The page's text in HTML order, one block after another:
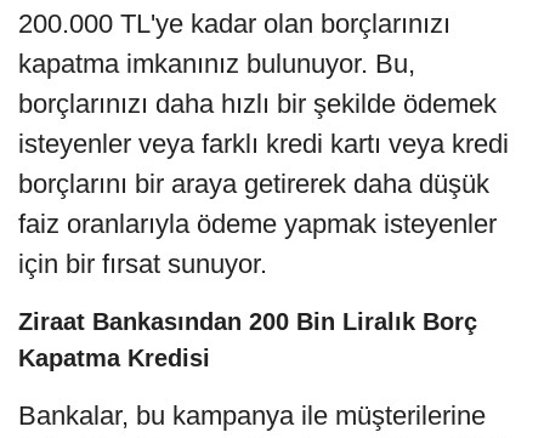
200.000 TL'ye kadar olan borçlarınızı
kapatma imkanınız bulunuyor. Bu,
borçlarınızı daha hızlı bir şekilde ödemek
isteyenler veya farklı kredi kartı veya kredi
borçlarını bir araya getirerek daha düşük
faiz oranlarıyla ödeme yapmak isteyenler
için bir fırsat sunuyor.
Ziraat Bankasından 200 Bin Liralık Borç
Kapatma Kredisi
Bankalar, bu kampanya ile müşterilerine